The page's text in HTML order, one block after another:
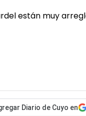
Diario de Cuyo en